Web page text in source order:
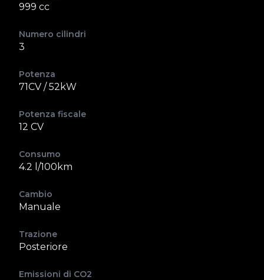
999 cc
Numero cilindri
3
Potenza
71CV / 52kW
Potenza fiscale
12 CV
Consumo
4.2 l/100km
Cambio
Manuale
Trazione
Posteriore
Emissioni di CO2